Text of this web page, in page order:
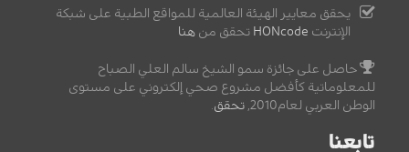
يحقق معايير الهيئة العالمية للمواقع الطبية على شبكة
الإنترنت HONcode تحقق من هنا
حاصل على جائزة سمو الشيخ سالم العلي الصباح
للمعلوماتية كأفضل مشروع صحي إلكتروني على مستوى
الوطن العربي لعام2010,
تحقق.
تابعنا